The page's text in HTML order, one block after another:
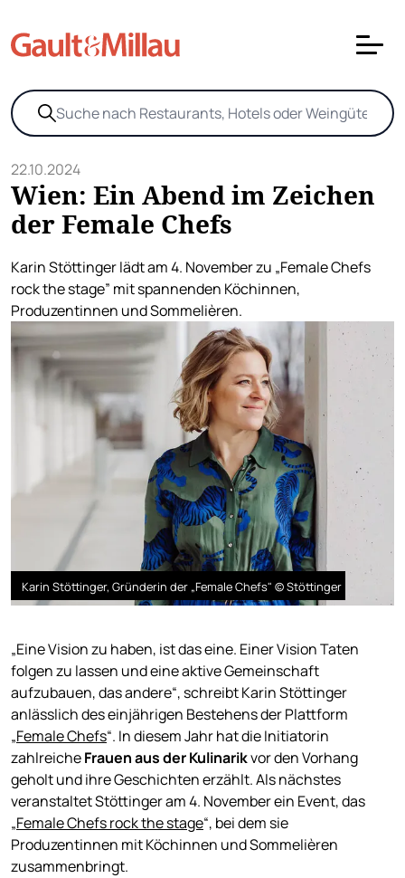
22.10.2024
Wien: Ein Abend im Zeichen
der Female Chefs
Karin Stöttinger lädt am 4. November zu „Female Chefs
rock the stage” mit spannenden Köchinnen,
Produzentinnen und Sommelièren.
Karin Stöttinger, Gründerin der „Female Chefs" © Stöttinger
„Eine Vision zu haben, ist das eine. Einer Vision Taten
folgen zu lassen und eine aktive Gemeinschaft
aufzubauen, das andere“, schreibt Karin Stöttinger
anlässlich des einjährigen Bestehens der Plattform
„Female Chefs“. In diesem Jahr hat die Initiatorin
zahlreicheFrauen aus der Kulinarikvor den Vorhang
geholt und ihre Geschichten erzählt. Als nächstes
veranstaltet Stöttinger am 4. November ein Event, das
„Female Chefs rock the stage“, bei dem sie
Produzentinnen mit Köchinnen und Sommelièren
zusammenbringt.